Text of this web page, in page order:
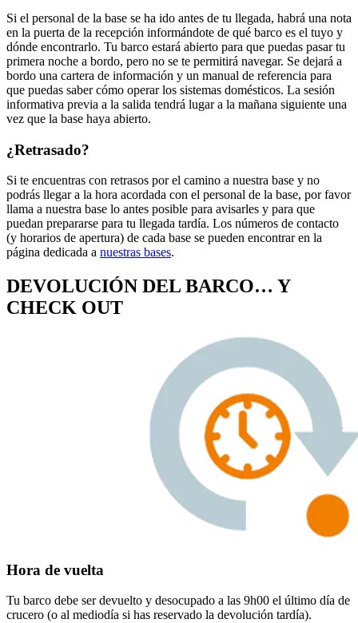
Si el personal de la base se ha ido antes de tu llegada, habrá una nota
en la puerta de la recepción informándote de qué barco es el tuyo y
dónde encontrarlo. Tu barco estará abierto para que puedas pasar tu
primera noche a bordo, pero no se te permitirá navegar. Se dejará a
bordo una cartera de información y un manual de referencia para
que puedas saber cómo operar los sistemas domésticos. La sesión
informativa previa a la salida tendrá lugar a la mañana siguiente una
vez que la base haya abierto.
¿Retrasado?
Si te encuentras con retrasos por el camino a nuestra base y no
podrás llegar a la hora acordada con el personal de la base, por favor
llama a nuestra base lo antes posible para avisarles y para que
puedan prepararse para tu llegada tardía. Los números de contacto
(y horarios de apertura) de cada base se pueden encontrar en la
página dedicada a nuestras bases.
DEVOLUCIÓN DEL BARCO… Y
CHECK OUT
Hora de vuelta
Tu barco debe ser devuelto y desocupado a las 9h00 el último día de
crucero (o al mediodía si has reservado la devolución tardía).